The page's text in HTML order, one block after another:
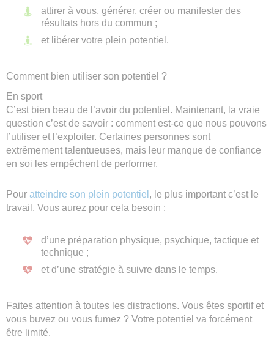
attirer à vous, générer, créer ou manifester des
résultats hors du commun ;
et libérer votre plein potentiel.
Comment bien utiliser son potentiel ?
En sport
C’est bien beau de l’avoir du potentiel. Maintenant, la vraie
question c’est de savoir : comment est-ce que nous pouvons
l’utiliser et l’exploiter. Certaines personnes sont
extrêmement talentueuses, mais leur manque de confiance
en soi les empêchent de performer.
Pour atteindre son plein potentiel , le plus important c’est le
travail. Vous aurez pour cela besoin :
d’une préparation physique, psychique, tactique et
technique ;
et d’une stratégie à suivre dans le temps.
Faites attention à toutes les distractions. Vous êtes sportif et
vous buvez ou vous fumez ? Votre potentiel va forcément
être limité.